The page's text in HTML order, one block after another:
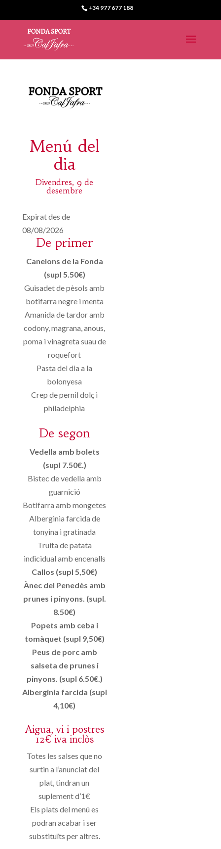
+34 977 677 188
Menú del
dia
Divendres, 9 de
desembre
Expirat des de
08/08/2026
De primer
Canelons de la Fonda
(supl 5.50€)
Guisadet de pèsols amb
botifarra negre i menta
Amanida de tardor amb
codony, magrana, anous,
poma i vinagreta suau de
roquefort
Pasta del dia a la
bolonyesa
Crep de pernil dolç i
philadelphia
De segon
Vedella amb bolets
(supl 7.50€.)
Bistec de vedella amb
guarnició
Botifarra amb mongetes
Alberginia farcida de
tonyina i gratinada
Truita de patata
indicidual amb encenalls
Callos (supl 5,50€)
Ànec del Penedès amb
prunes i pinyons. (supl.
8.50€)
Popets amb ceba i
tomàquet (supl 9,50€)
Peus de porc amb
salseta de prunes i
pinyons. (supl 6.50€.)
Alberginia farcida (supl
4,10€)
Aigua, vi i postres
12€ iva inclòs
Totes les salses que no
surtin a l’anunciat del
plat, tindran un
suplement d’1€
Els plats del menú es
podran acabar i ser
substituïts per altres.